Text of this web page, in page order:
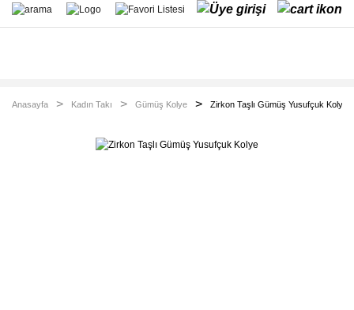
Anasayfa Kadın Takı Gümüş Kolye Zirkon Taşlı Gümüş Yusufçuk Kolye